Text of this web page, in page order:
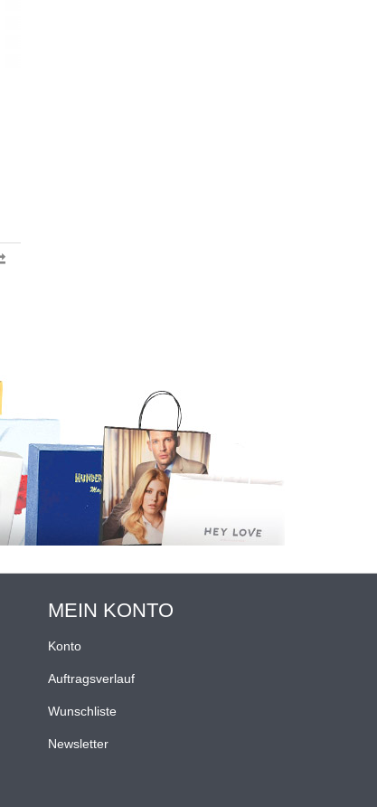
MEIN KONTO
Konto
Auftragsverlauf
Wunschliste
Newsletter